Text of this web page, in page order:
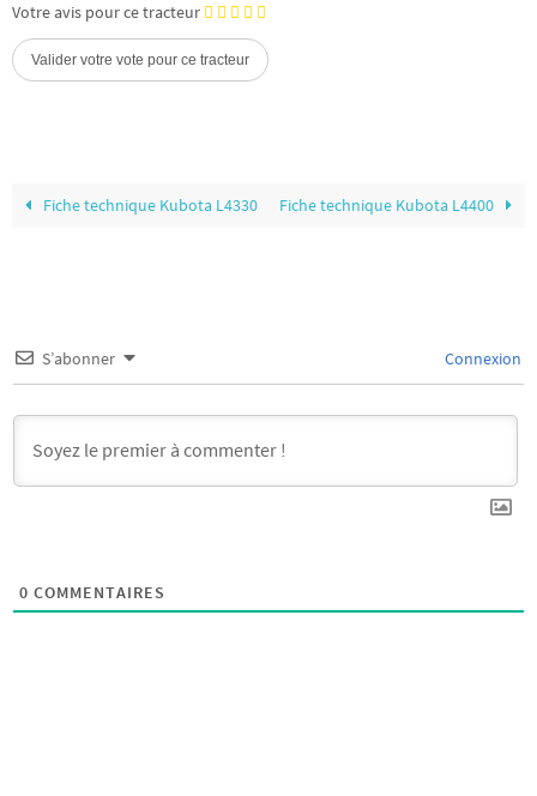
Votre avis pour ce tracteur
Fiche technique Kubota L4330 Fiche technique Kubota L4400
S’abonner Connexion
0 COMMENTAIRES